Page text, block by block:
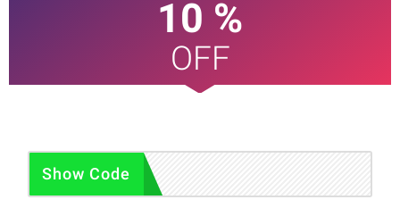
10 %
OFF
Show Code
WA10